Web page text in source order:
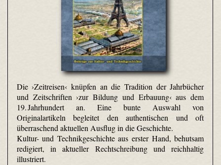
Die ›Zeitreisen‹ knüpfen an die Tradition der Jahrbücher
und Zeitschriften ›zur Bildung und Erbauung‹ aus dem
19. Jahrhundert an. Eine bunte Auswahl von
Originalartikeln begleitet den authentischen und oft
überraschend aktuellen Ausflug in die Geschichte.
Kultur- und Technikgeschichte aus erster Hand, behutsam
redigiert, in aktueller Rechtschreibung und reichhaltig
illustriert.